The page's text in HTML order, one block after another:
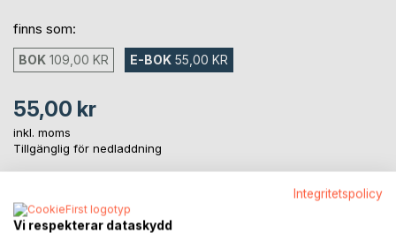
finns som:
BOK 109,00 KR E-BOK 55,00 KR
55,00 kr
inkl. moms
Tillgänglig för nedladdning
LÄGG I KUNDVAGNEN
Integritetspolicy
Vi respekterar dataskydd